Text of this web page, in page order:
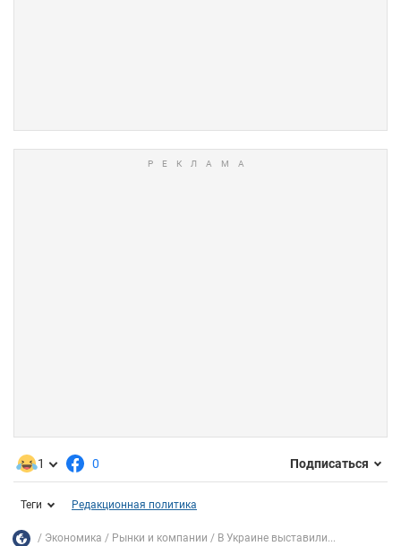
1 0 Подписаться
Теги Редакционная политика
Экономика Рынки и компании В Украине выставили...